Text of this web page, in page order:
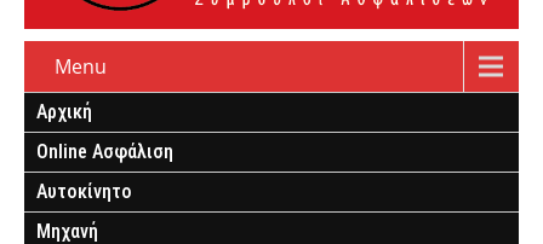
Menu
Αρχική
Online Ασφάλιση
Αυτοκίνητο
Μηχανή